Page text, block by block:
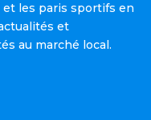
les paris sportifs en
et
au marché local.